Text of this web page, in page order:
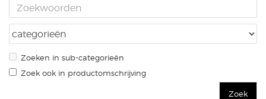
Zoeken in sub-categorieën
Zoek ook in productomschrijving
Zoek